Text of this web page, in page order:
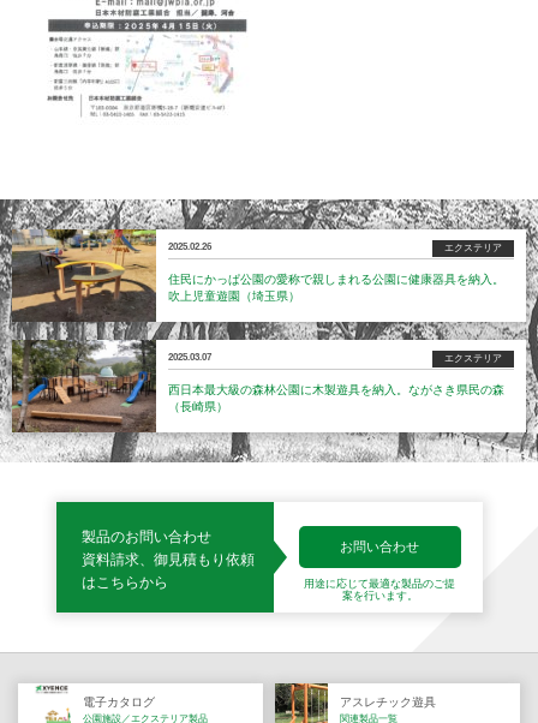
2025.02.26 エクステリア
住民にかっぱ公園の愛称で親しまれる公園に健康器具を納入。
吹上児童遊園（埼玉県）
2025.03.07 エクステリア
西日本最大級の森林公園に木製遊具を納入。ながさき県民の森
（長崎県）
製品のお問い合わせ
資料請求、御見積もり依頼
はこちらから
お問い合わせ
用途に応じて最適な製品のご提
案を行います。
電子カタログ
公園施設／エクステリア製品
アスレチック遊具
関連製品一覧